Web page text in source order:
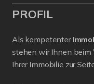
PROFIL
Als kompetenter
stehen wir Ihnen beim
Ihrer Immobilie zur